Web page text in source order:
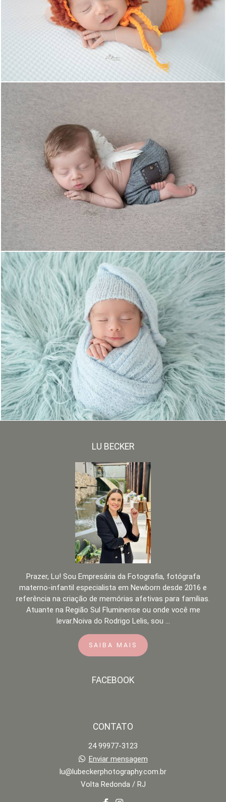
1420 0
493 0
146 0
LU BECKER
Prazer, Lu! Sou Empresária da Fotografia, fotógrafa
materno-infantil especialista em Newborn desde 2016 e
referência na criação de memórias afetivas para famílias.
Atuante na Região Sul Fluminense ou onde você me
levar.Noiva do Rodrigo Lelis, sou ...
SAIBA MAIS
FACEBOOK
CONTATO
24 99977-3123
Enviar mensagem
lu@lubeckerphotography.com.br
Volta Redonda / RJ